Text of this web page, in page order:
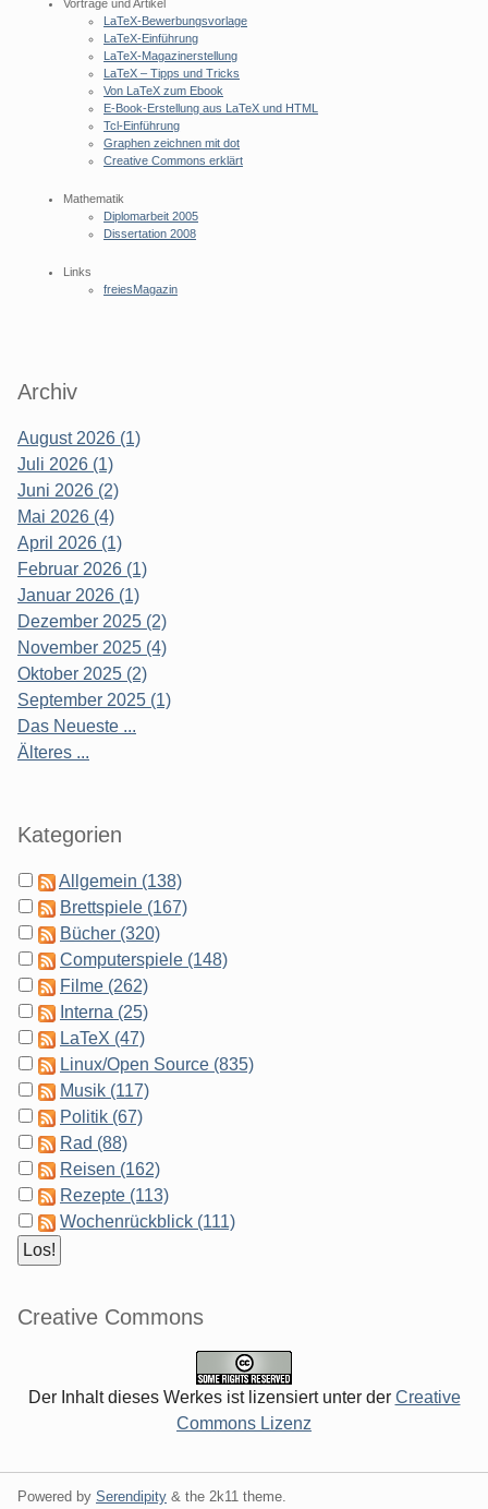
Vorträge und Artikel
LaTeX-Bewerbungsvorlage
LaTeX-Einführung
LaTeX-Magazinerstellung
LaTeX – Tipps und Tricks
Von LaTeX zum Ebook
E-Book-Erstellung aus LaTeX und HTML
Tcl-Einführung
Graphen zeichnen mit dot
Creative Commons erklärt
Mathematik
Diplomarbeit 2005
Dissertation 2008
Links
freiesMagazin
Archiv
August 2026 (1)
Juli 2026 (1)
Juni 2026 (2)
Mai 2026 (4)
April 2026 (1)
Februar 2026 (1)
Januar 2026 (1)
Dezember 2025 (2)
November 2025 (4)
Oktober 2025 (2)
September 2025 (1)
Das Neueste ...
Älteres ...
Kategorien
Allgemein (138)
Brettspiele (167)
Bücher (320)
Computerspiele (148)
Filme (262)
Interna (25)
LaTeX (47)
Linux/Open Source (835)
Musik (117)
Politik (67)
Rad (88)
Reisen (162)
Rezepte (113)
Wochenrückblick (111)
Creative Commons
Der Inhalt dieses Werkes ist lizensiert unter der Creative
Commons Lizenz
Powered by Serendipity & the 2k11 theme.